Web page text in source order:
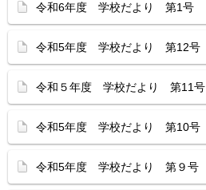
令和6年度 学校だより 第1号
令和5年度 学校だより 第12号
令和５年度 学校だより 第11号
令和5年度 学校だより 第10号
令和5年度 学校だより 第９号